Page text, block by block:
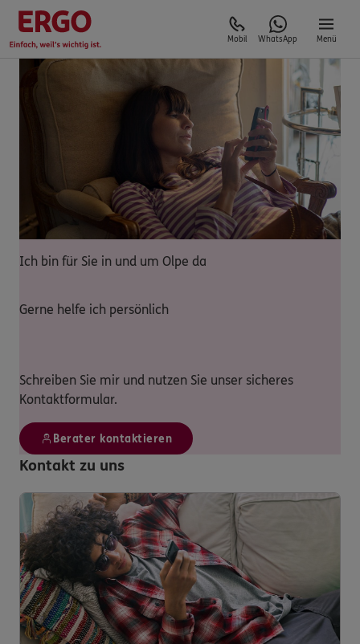
Mobil WhatsApp Menü
Ich bin für Sie in und um Olpe da
Gerne helfe ich persönlich
Schreiben Sie mir und nutzen Sie unser sicheres
Kontaktformular.
Berater kontaktieren
Kontakt zu uns